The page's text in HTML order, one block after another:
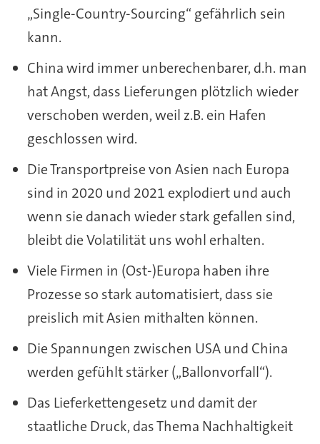
„Single-Country-Sourcing“ gefährlich sein
kann.
China wird immer unberechenbarer, d.h. man
hat Angst, dass Lieferungen plötzlich wieder
verschoben werden, weil z.B. ein Hafen
geschlossen wird.
Die Transportpreise von Asien nach Europa
sind in 2020 und 2021 explodiert und auch
wenn sie danach wieder stark gefallen sind,
bleibt die Volatilität uns wohl erhalten.
Viele Firmen in (Ost-)Europa haben ihre
Prozesse so stark automatisiert, dass sie
preislich mit Asien mithalten können.
Die Spannungen zwischen USA und China
werden gefühlt stärker („Ballonvorfall“).
Das Lieferkettengesetz und damit der
staatliche Druck, das Thema Nachhaltigkeit